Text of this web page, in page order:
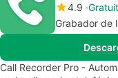
4.9
Grabador de
Call Recorder Pro -